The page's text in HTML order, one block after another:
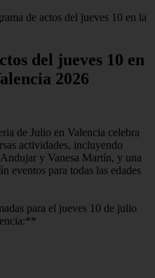
de actos del jueves 10 en la
del jueves 10 en
2026
de Julio en Valencia celebra
actividades, incluyendo
y Vanesa Martín, y una
eventos para todas las edades
para el jueves 10 de julio